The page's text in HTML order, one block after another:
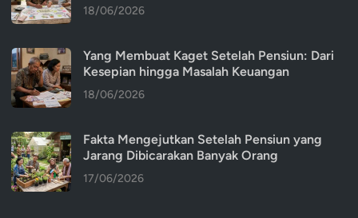
18/06/2026
Yang Membuat Kaget Setelah Pensiun: Dari
Kesepian hingga Masalah Keuangan
18/06/2026
Fakta Mengejutkan Setelah Pensiun yang
Jarang Dibicarakan Banyak Orang
17/06/2026